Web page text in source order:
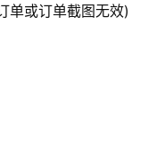
单或订单截图无效)